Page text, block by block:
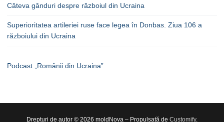
Câteva gânduri despre războiul din Ucraina
Superioritatea artileriei ruse face legea în Donbas. Ziua 106 a
războiului din Ucraina
Podcast „Românii din Ucraina”
Drepturi de autor © 2026 moldNova – Propulsată de Customify.